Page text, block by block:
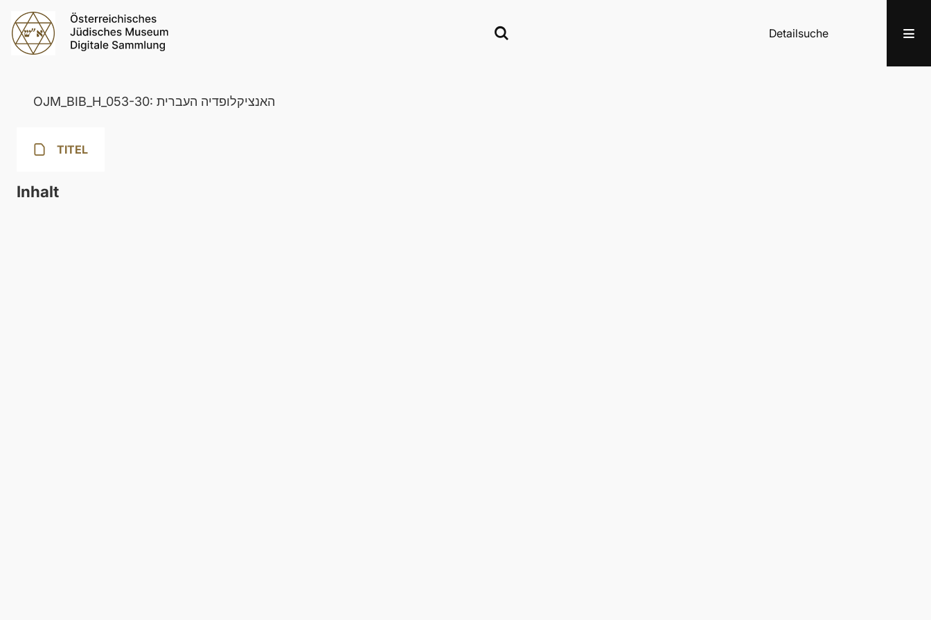
Detailsuche
OJM_BIB_H_053-30: האנציקלופדיה העברית
TITEL
Inhalt